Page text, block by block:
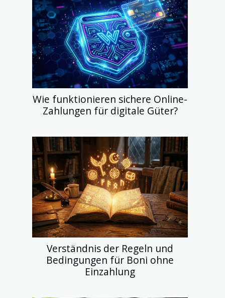
Wie funktionieren sichere Online-
Zahlungen für digitale Güter?
Verständnis der Regeln und
Bedingungen für Boni ohne
Einzahlung